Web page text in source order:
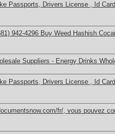
Passports, Drivers License , Id
942-4296 Buy Weed Hashish
Suppliers - Energy Drinks
Passports, Drivers License , Id
fr/, vous pouvez